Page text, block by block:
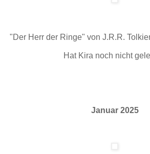
"Der Herr der Ringe" von J.R.R.
Hat Kira noch nicht
Januar 2025